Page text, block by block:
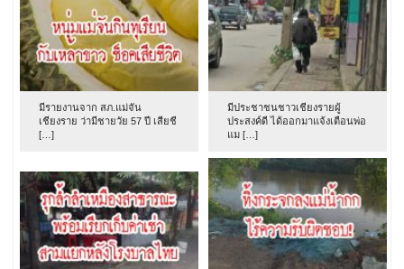
มีรายงานจาก สภ.แม่จัน
เชียงราย ว่ามีชายวัย 57 ปี เสียชี
[…]
มีประชาชนชาวเชียงรายผู้
ประสงค์ดี ได้ออกมาแจ้งเตือนพ่อ
แม […]